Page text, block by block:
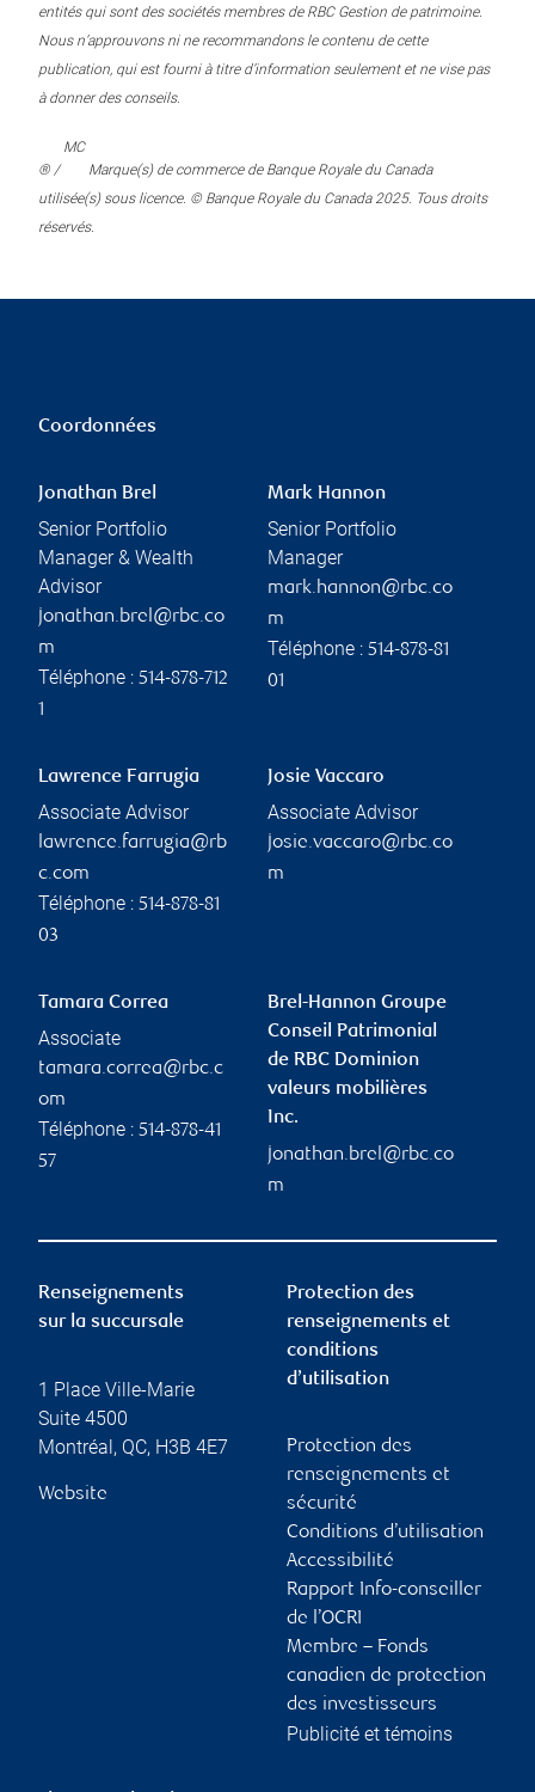
entités qui sont des sociétés membres de RBC Gestion de patrimoine.
Nous n’approuvons ni ne recommandons le contenu de cette
publication, qui est fourni à titre d’information seulement et ne vise pas
à donner des conseils.
® /
MC
Marque(s) de commerce de Banque Royale du Canada
utilisée(s) sous licence. © Banque Royale du Canada 2025. Tous droits
réservés.
Coordonnées
Jonathan Brel
Senior Portfolio
Manager & Wealth
Advisor
jonathan.brel@rbc.co
m
Téléphone : 514-878-712
1
Mark Hannon
Senior Portfolio
Manager
mark.hannon@rbc.co
m
Téléphone : 514-878-81
01
Lawrence Farrugia
Associate Advisor
lawrence.farrugia@rb
c.com
Téléphone : 514-878-81
03
Josie Vaccaro
Associate Advisor
josie.vaccaro@rbc.co
m
Tamara Correa
Associate
tamara.correa@rbc.c
om
Téléphone : 514-878-41
57
Brel-Hannon Groupe
Conseil Patrimonial
de RBC Dominion
valeurs mobilières
Inc.
jonathan.brel@rbc.co
m
Renseignements
sur la succursale
1 Place Ville-Marie
Suite 4500
Montréal, QC, H3B 4E7
Website
Protection des
renseignements et
conditions
d’utilisation
Protection des
renseignements et
sécurité
Conditions d’utilisation
Accessibilité
Rapport Info-conseiller
de l’OCRI
Membre – Fonds
canadien de protection
des investisseurs
Publicité et témoins